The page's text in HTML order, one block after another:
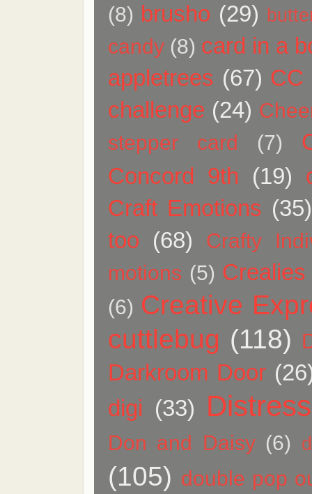
(8) brusho (29)
candy (8) card in a
appletrees (67) CC
challenge (24)
stepper card
(7)
Concord 9th (19)
Craft Emotions (35)
too (68)
Crafty
motions (5) Crealies
(6) Creative
cuttlebug (118)
Darkroom Door
digi (33)
Don and Daisy (6)
(105) double pop